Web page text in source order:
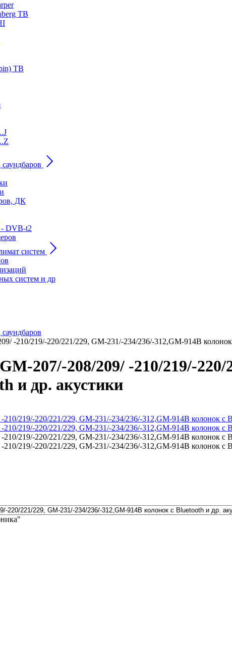
ТВ
ТВ
ДК
DVB-t2
систем
систем и др
-210/219/-220/221/229, GM-231/-234/236/-312,GM-914B
207/-208/209/ -210/219/-220/
и др. акустики